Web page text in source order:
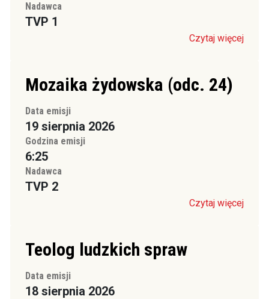
Nadawca
TVP 1
Czytaj więcej
Mozaika żydowska (odc. 24)
Data emisji
19 sierpnia 2026
Godzina emisji
6:25
Nadawca
TVP 2
Czytaj więcej
Teolog ludzkich spraw
Data emisji
18 sierpnia 2026